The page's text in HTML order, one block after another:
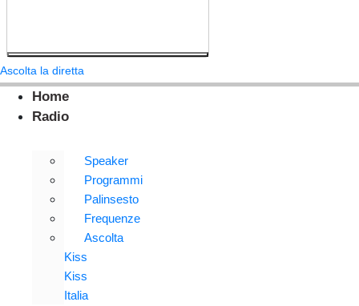
Ascolta la diretta
Home
Radio
Speaker
Programmi
Palinsesto
Frequenze
Ascolta
Kiss
Kiss
Italia